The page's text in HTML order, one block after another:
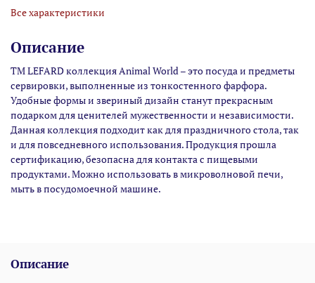
Все характеристики
Описание
ТМ LEFARD коллекция Animal World – это посуда и предметы
сервировки, выполненные из тонкостенного фарфора.
Удобные формы и звериный дизайн станут прекрасным
подарком для ценителей мужественности и независимости.
Данная коллекция подходит как для праздничного стола, так
и для повседневного использования. Продукция прошла
сертификацию, безопасна для контакта с пищевыми
продуктами. Можно использовать в микроволновой печи,
мыть в посудомоечной машине.
Описание